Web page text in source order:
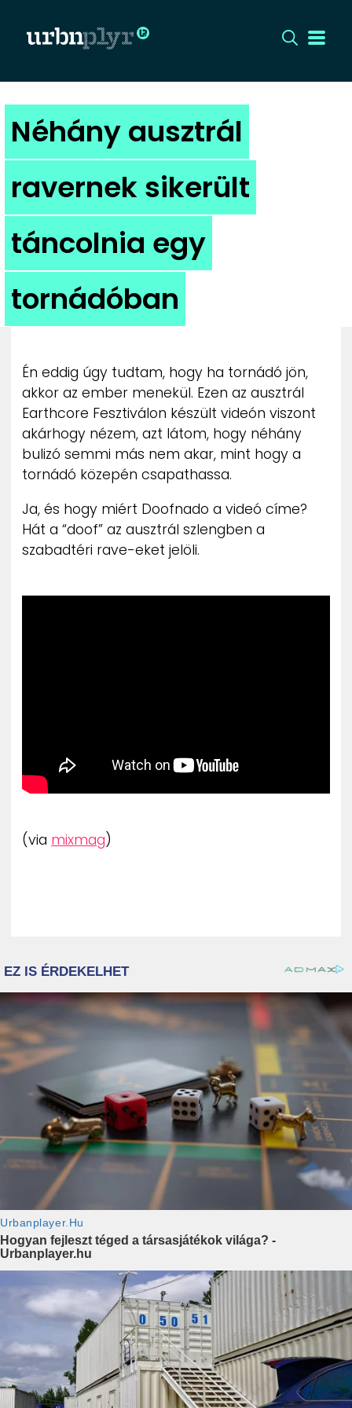
CÍMLAP
DIZÁJN
DIVAT
HIP
KULT
UTCA
ZENE
MÉDIAAJÁNLAT
IMPRESSZUM
PR-ARCHÍVUM
ADATKEZELÉSI TÁJÉKOZTATÓ
Néhány ausztrál
ravernek sikerült
táncolnia egy
tornádóban
Én eddig úgy tudtam, hogy ha tornádó jön,
akkor az ember menekül. Ezen az ausztrál
Earthcore Fesztiválon készült videón viszont
akárhogy nézem, azt látom, hogy néhány
bulizó semmi más nem akar, mint hogy a
tornádó közepén csapathassa.
Ja, és hogy miért Doofnado a videó címe?
Hát a “doof” az ausztrál szlengben a
szabadtéri rave-eket jelöli.
(via mixmag)